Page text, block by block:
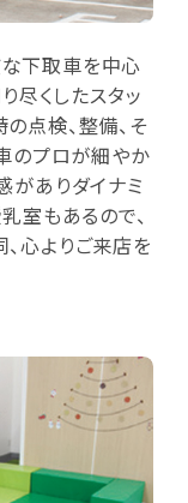
下取車を中心
尽くしたスタッ
点検、整備、そ
のプロが細やか
がありダイナミ
室もあるので、
心よりご来店を